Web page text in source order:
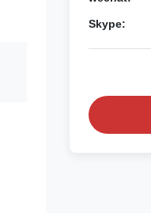
Skype: